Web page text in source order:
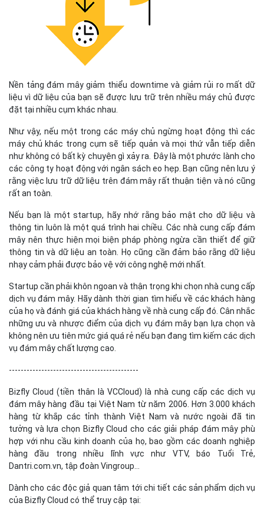
Nền tảng đám mây giảm thiểu downtime và giảm rủi ro mất dữ
liệu vì dữ liệu của bạn sẽ được lưu trữ trên nhiều máy chủ được
đặt tại nhiều cụm khác nhau.
Như vậy, nếu một trong các máy chủ ngừng hoạt động thì các
máy chủ khác trong cụm sẽ tiếp quản và mọi thứ vẫn tiếp diễn
như không có bất kỳ chuyện gì xảy ra. Đây là một phước lành cho
các công ty hoạt động với ngân sách eo hẹp. Bạn cũng nên lưu ý
rằng việc lưu trữ dữ liệu trên đám mây rất thuận tiện và nó cũng
rất an toàn.
Nếu bạn là một startup, hãy nhớ rằng bảo mật cho dữ liệu và
thông tin luôn là một quá trình hai chiều. Các nhà cung cấp đám
mây nên thực hiện mọi biện pháp phòng ngừa cần thiết để giữ
thông tin và dữ liệu an toàn. Họ cũng cần đảm bảo rằng dữ liệu
nhạy cảm phải được bảo vệ với công nghệ mới nhất.
Startup cần phải khôn ngoan và thận trọng khi chọn nhà cung cấp
dịch vụ đám mây. Hãy dành thời gian tìm hiểu về các khách hàng
của họ và đánh giá của khách hàng về nhà cung cấp đó. Cân nhắc
những ưu và nhược điểm của dịch vụ đám mây bạn lựa chọn và
không nên ưu tiên mức giá quá rẻ nếu bạn đang tìm kiếm các dịch
vụ đám mây chất lượng cao.
--------------------------------------------
Bizfly Cloud (tiền thân là VCCloud) là nhà cung cấp các dịch vụ
đám mây hàng đầu tại Việt Nam từ năm 2006. Hơn 3.000 khách
hàng từ khắp các tỉnh thành Việt Nam và nước ngoài đã tin
tưởng và lựa chọn Bizfly Cloud cho các giải pháp đám mây phù
hợp với nhu cầu kinh doanh của họ, bao gồm các doanh nghiệp
hàng đầu trong nhiều lĩnh vực như VTV, báo Tuổi Trẻ,
Dantri.com.vn, tập đoàn Vingroup…
Dành cho các độc giả quan tâm tới chi tiết các sản phẩm dịch vụ
của Bizfly Cloud có thể truy cập tại: